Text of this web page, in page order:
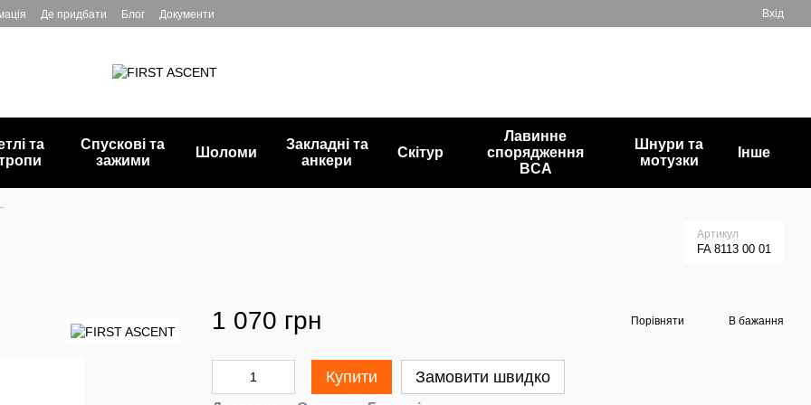
Де придбати Блог Документи Вхід
та
Спускові та
зажими
Шоломи
Закладні та
анкери
Скітур
Лавинне
спорядження
BCA
Шнури та
мотузки
Інше
Артикул
FA 8113 00 01
1 070 грн Порівняти В бажання
Купити Замовити швидко